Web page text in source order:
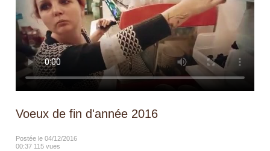
Voeux de fin d'année 2016
Postée le 04/12/2016
00:37 115 vues